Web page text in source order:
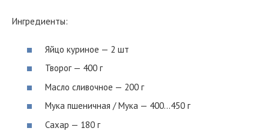
Ингредиенты:
Яйцо куриное — 2 шт
Творог — 400 г
Масло сливочное — 200 г
Мука пшеничная / Мука — 400…450 г
Сахар — 180 г